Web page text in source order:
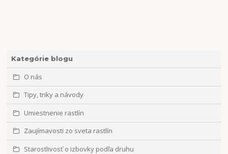
Kategórie blogu
O nás
Tipy, triky a návody
Umiestnenie rastlín
Zaujímavosti zo sveta rastlín
Starostlivosť o izbovky podľa druhu